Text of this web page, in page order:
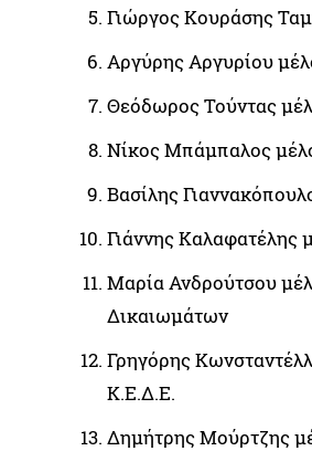
Γιώργος Κουράσης
Αργύρης Αργυρίου
Θεόδωρος Τούντας
Νίκος Μπάμπαλος
Βασίλης
Γιάννης Καλαφατέλης
Μαρία Ανδρούτσου
Δικαιωμάτων
Γρηγόρης
Κ.Ε.Δ.Ε.
Δημήτρης Μούρτζης